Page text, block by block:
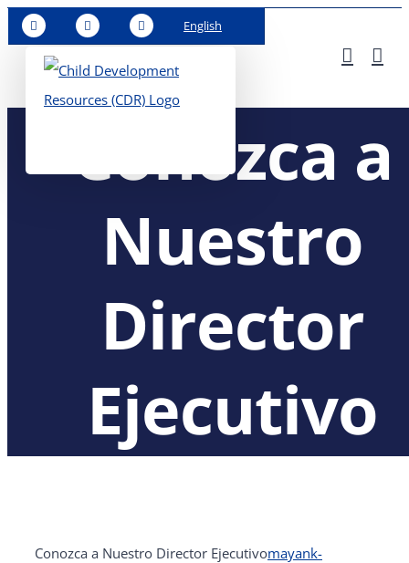
Skip
to
English
Conozca a
Nuestro
Director
Ejecutivo
Conozca a Nuestro Director Ejecutivomayank-